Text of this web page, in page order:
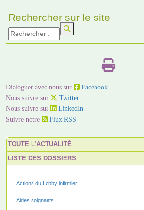
Rechercher sur le site
Dialoguer avec nous sur
Facebook
Nous suivre sur
Twitter
Nous suivre sur
LinkedIn
Suivre notre
Flux RSS
TOUTE L’ACTUALITÉ
LISTE DES DOSSIERS
Actions du Lobby infirmier
Aides soignants